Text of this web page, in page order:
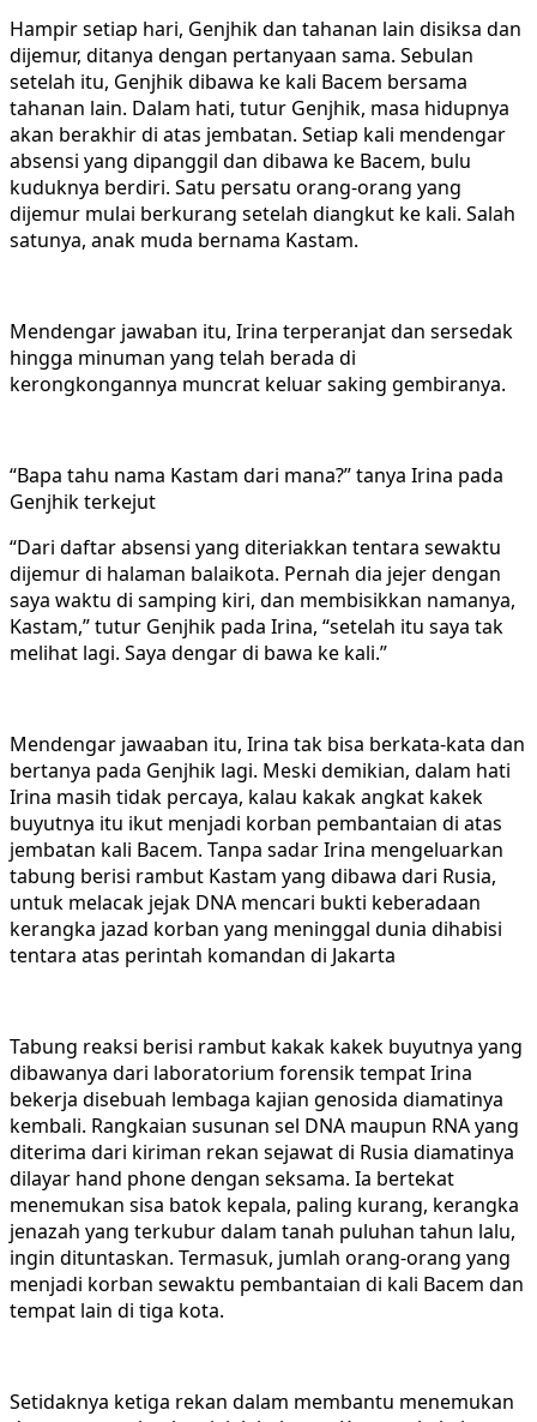
Hampir setiap hari, Genjhik dan tahanan lain disiksa dan
dijemur, ditanya dengan pertanyaan sama. Sebulan
setelah itu, Genjhik dibawa ke kali Bacem bersama
tahanan lain. Dalam hati, tutur Genjhik, masa hidupnya
akan berakhir di atas jembatan. Setiap kali mendengar
absensi yang dipanggil dan dibawa ke Bacem, bulu
kuduknya berdiri. Satu persatu orang-orang yang
dijemur mulai berkurang setelah diangkut ke kali. Salah
satunya, anak muda bernama Kastam.
Mendengar jawaban itu, Irina terperanjat dan sersedak
hingga minuman yang telah berada di
kerongkongannya muncrat keluar saking gembiranya.
“Bapa tahu nama Kastam dari mana?” tanya Irina pada
Genjhik terkejut
“Dari daftar absensi yang diteriakkan tentara sewaktu
dijemur di halaman balaikota. Pernah dia jejer dengan
saya waktu di samping kiri, dan membisikkan namanya,
Kastam,” tutur Genjhik pada Irina, “setelah itu saya tak
melihat lagi. Saya dengar di bawa ke kali.”
Mendengar jawaaban itu, Irina tak bisa berkata-kata dan
bertanya pada Genjhik lagi. Meski demikian, dalam hati
Irina masih tidak percaya, kalau kakak angkat kakek
buyutnya itu ikut menjadi korban pembantaian di atas
jembatan kali Bacem. Tanpa sadar Irina mengeluarkan
tabung berisi rambut Kastam yang dibawa dari Rusia,
untuk melacak jejak DNA mencari bukti keberadaan
kerangka jazad korban yang meninggal dunia dihabisi
tentara atas perintah komandan di Jakarta
Tabung reaksi berisi rambut kakak kakek buyutnya yang
dibawanya dari laboratorium forensik tempat Irina
bekerja disebuah lembaga kajian genosida diamatinya
kembali. Rangkaian susunan sel DNA maupun RNA yang
diterima dari kiriman rekan sejawat di Rusia diamatinya
dilayar hand phone dengan seksama. Ia bertekat
menemukan sisa batok kepala, paling kurang, kerangka
jenazah yang terkubur dalam tanah puluhan tahun lalu,
ingin dituntaskan. Termasuk, jumlah orang-orang yang
menjadi korban sewaktu pembantaian di kali Bacem dan
tempat lain di tiga kota.
Setidaknya ketiga rekan dalam membantu menemukan